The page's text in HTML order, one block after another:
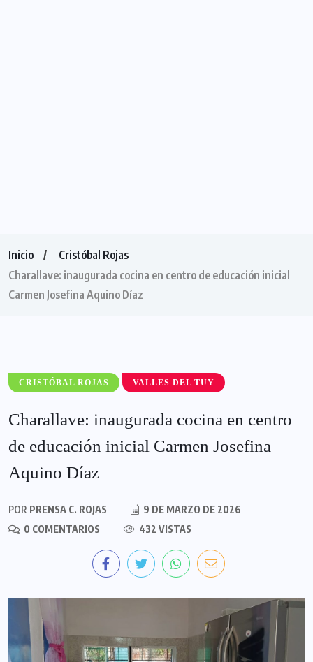
Inicio
Cristóbal Rojas
Charallave: inaugurada cocina en centro de educación inicial
Carmen Josefina Aquino Díaz
CRISTÓBAL ROJAS VALLES DEL TUY
Charallave: inaugurada cocina en centro
de educación inicial Carmen Josefina
Aquino Díaz
POR PRENSA C. ROJAS
9 DE MARZO DE 2026
0 COMENTARIOS
432 VISTAS